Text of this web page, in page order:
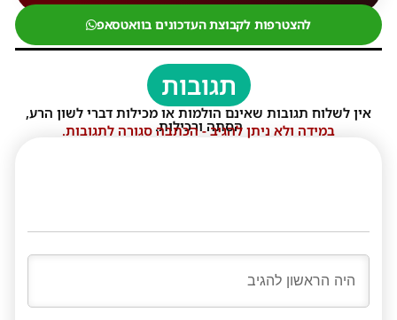
להצטרפות לקבוצת העדכונים בוואטסאפ
תגובות
אין לשלוח תגובות שאינם הולמות או מכילות דברי לשון הרע,
הסתה ורכילות.
במידה ולא ניתן להגיב - הכתבה סגורה לתגובות.